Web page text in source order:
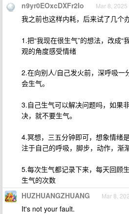
n9yr0EOxcDXFr2Io Mar 8, 2025
我之前也这样内耗，后来试了几个
1.把“我现在很生气”的想法，改成“
观的角度感受情绪
2.在向别人/自己发火前，深呼吸一
会生气。
3.自己生气可以解决问题吗，如果
决，就不要生气。
4.冥想，三五分钟即可，想象情绪
注于自己的呼吸，脚步，动作，渐
5.每次生气都记录下来，每天回顾
生气的次数
HUZHUANGZHUANG Mar 8,
It's not your fault.